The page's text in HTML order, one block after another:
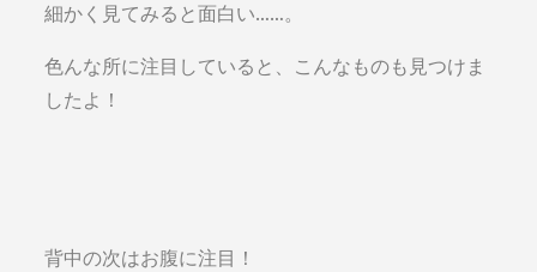
細かく見てみると面白い……。
色んな所に注目していると、こんなものも見つけま
したよ！
背中の次はお腹に注目！